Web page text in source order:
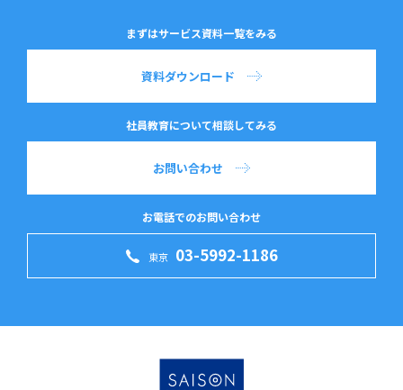
まずはサービス資料一覧をみる
資料ダウンロード
社員教育について相談してみる
お問い合わせ
お電話でのお問い合わせ
東京 03-5992-1186